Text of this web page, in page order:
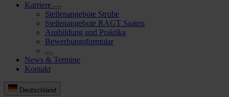
Karriere
Stellenangebote Strube
Stellenangebote RAGT Saaten
Ausbildung und Praktika
Bewerbungsformular
News & Termine
Kontakt
Deutschland